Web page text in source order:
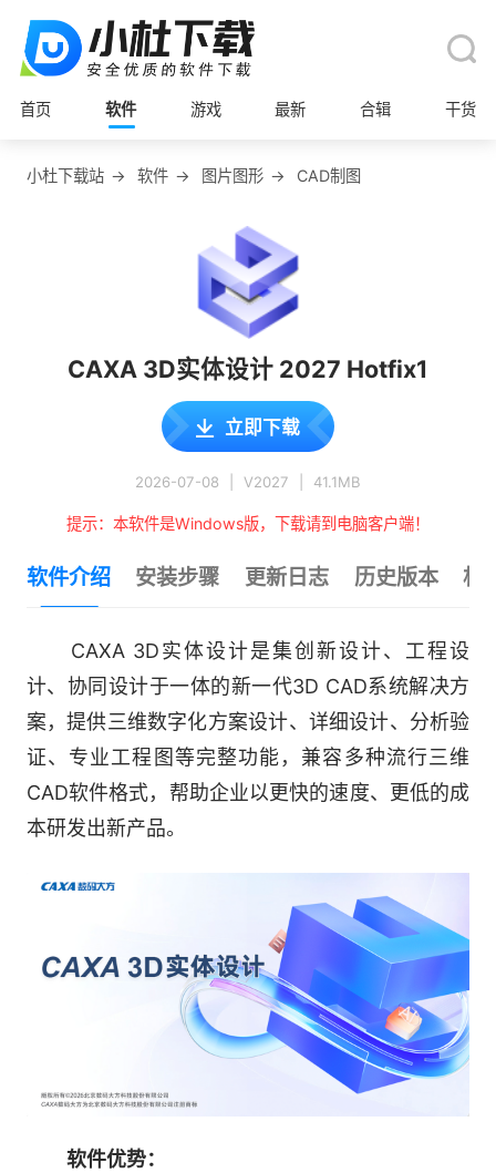
首页 软件 游戏 最新 合辑 干货
小杜下载站 → 软件 → 图片图形 → CAD制图
CAXA 3D实体设计 2027 Hotfix1
立即下载
2026-07-08 V2027 41.1MB
提示：本软件是Windows版，下载请到电脑客户端！
软件介绍 安装步骤 更新日志 历史版本 相
CAXA 3D实体设计是集创新设计、工程设
计、协同设计于一体的新一代3D CAD系统解决方
案，提供三维数字化方案设计、详细设计、分析验
证、专业工程图等完整功能，兼容多种流行三维
CAD软件格式，帮助企业以更快的速度、更低的成
本研发出新产品。
软件优势：